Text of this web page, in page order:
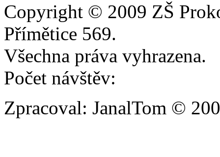
Copyright © 2009 ZŠ
Přímětice 569.
Všechna práva vyhrazena.
Počet návštěv:
Zpracoval: JanalTom ©